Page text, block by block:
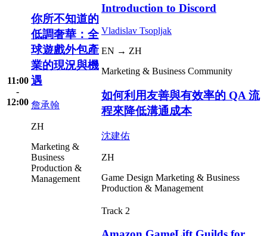
11:00
-
12:00
你所不知道的
低調奢華：全
球遊戲外包產
業的現況與機
遇
詹承翰
ZH
Marketing &
Business
Production &
Management
Introduction to Discord
Vladislav Tsopljak
EN → ZH
Marketing & Business Community
如何利用友善與有效率的 QA 流
程來降低溝通成本
沈建佑
ZH
Game Design Marketing & Business
Production & Management
Track 2